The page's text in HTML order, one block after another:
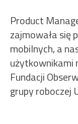
Product
zajmowała się
mobilnych, a
użytkownikami
Fundacji
grupy roboczej